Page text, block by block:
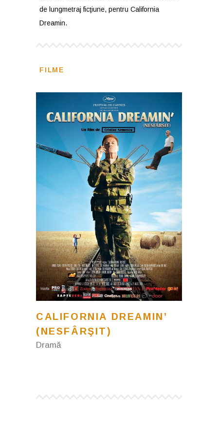
de lungmetraj ficţiune, pentru California
Dreamin.
FILME
CALIFORNIA DREAMIN’
(NESFÂRŞIT)
Dramă